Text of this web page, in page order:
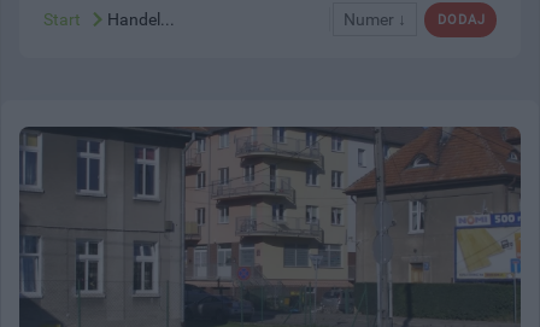
DODAJ
Numer ↓
Start Handel...